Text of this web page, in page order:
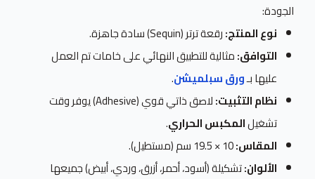
الجودة:
نوع المنتج:رقعة ترتر (Sequin) سادة جاهزة.
التوافق:مثالية للتطبيق النهائي على خامات تم العمل
عليها بـورق سبلميشن.
نظام التثبيت:
لاصق ذاتي قوي (Adhesive) يوفر وقت
تشغيلالمكبس الحراري.
المقاس:
الألوان:تشكيلة (أسود، أحمر، أزرق، وردي، أبيض) جميعها